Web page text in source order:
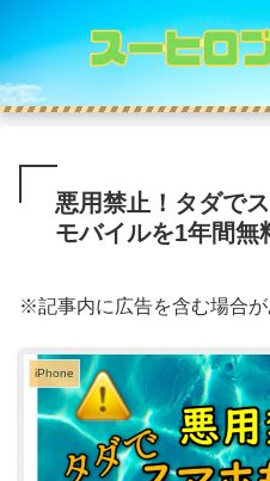
悪用禁止！タダで
モバイルを1年間無
※記事内に広告を含む場合
iPhone